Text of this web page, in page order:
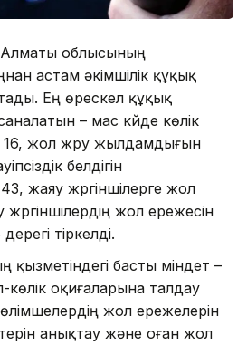
Алматы облысының
астам әкімшілік құқық
Ең өрескел құқық
– мас күйде көлік
16, жол жүру жылдамдығын
белдігін
жаяу жүргіншілерге жол
жол ережесін
тіркелді.
басты міндет –
көлік оқиғаларына талдау
жол ережелерін
анықтау және оған жол